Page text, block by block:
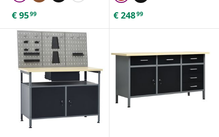
€ 9599 € 24899